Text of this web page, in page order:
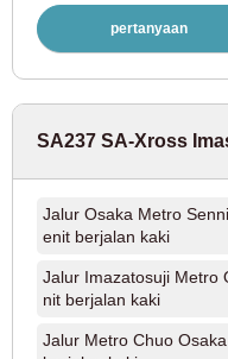
pertanyaan
SA237 SA-Xross
Jalur Osaka Metro
enit berjalan kaki
Jalur Imazatosuji Metro
nit berjalan kaki
Jalur Metro Chuo Osaka
Keihan Main Line
Jalur Keihan
Jalur Utama Nankai
Jalur Nankai Koya